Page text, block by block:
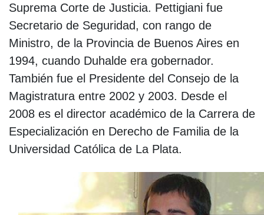
Suprema Corte de Justicia. Pettigiani fue
Secretario de Seguridad, con rango de
Ministro, de la Provincia de Buenos Aires en
1994, cuando Duhalde era gobernador.
También fue el Presidente del Consejo de la
Magistratura entre 2002 y 2003. Desde el
2008 es el director académico de la Carrera de
Especialización en Derecho de Familia de la
Universidad Católica de La Plata.